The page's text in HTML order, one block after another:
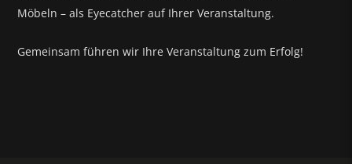
Möbeln – als Eyecatcher auf Ihrer Veranstaltung.
Gemeinsam führen wir Ihre Veranstaltung zum Erfolg!